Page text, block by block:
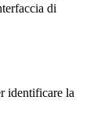
di
identificare la